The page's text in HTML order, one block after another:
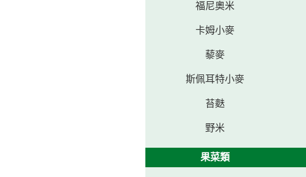
福尼奧米
卡姆小麥
藜麥
斯佩耳特小麥
苔麩
野米
果菜類